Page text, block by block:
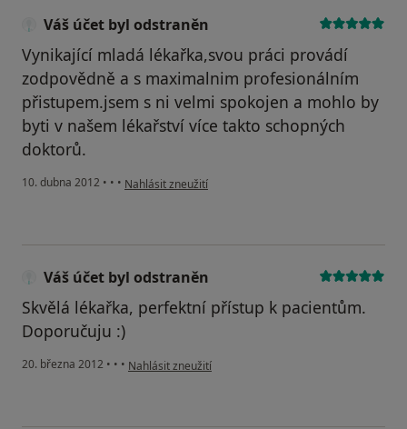
Váš účet byl odstraněn
Vynikající mladá lékařka,svou práci provádí
zodpovědně a s maximalnim profesionálním
přistupem.jsem s ni velmi spokojen a mohlo by
byti v našem lékařství více takto schopných
doktorů.
10. dubna 2012 • • • podle názoru uživatele Váš účet byl odstraněn
Nahlásit zneužití
Váš účet byl odstraněn
Skvělá lékařka, perfektní přístup k pacientům.
Doporučuju :)
20. března 2012 • • • podle názoru uživatele Váš účet byl odstraněn
Nahlásit zneužití